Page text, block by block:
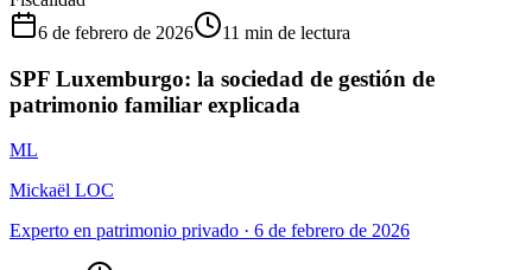
6 de febrero de 2026
11 min de lectura
SPF Luxemburgo: la sociedad de gestión de
patrimonio familiar explicada
ML
Mickaël LOC
Experto en patrimonio privado · 6 de febrero de 2026